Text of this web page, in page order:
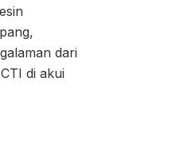
dari
di akui